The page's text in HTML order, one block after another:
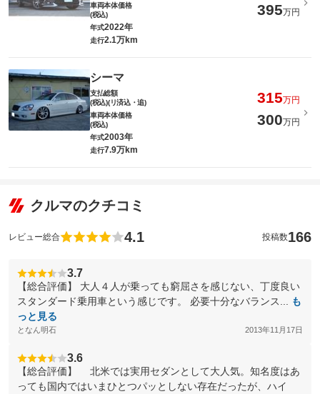
車両本体価格
(税込)
395万円
年式2022年
走行2.1万km
シーマ
支払総額
(税込)(リ済込・追)
315万円
車両本体価格
(税込)
300万円
年式2003年
走行7.9万km
クルマのクチコミ
レビュー総合 4.1 投稿数166
3.7
【総合評価】 大人４人が乗っても窮屈さを感じない、丁度良い
スタンダード乗用車という感じです。 必要十分なバランス...
も
っと見る
となん明石 2013年11月17日
3.6
【総合評価】 北米では実用セダンとして大人気。知名度はあ
っても国内ではいまひとつパッとしない存在だったが、ハイ